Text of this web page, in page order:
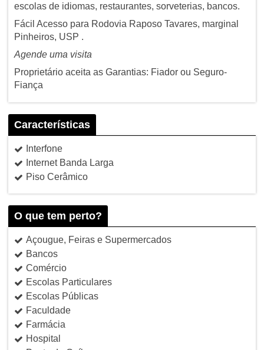
escolas de idiomas, restaurantes, sorveterias, bancos.
Fácil Acesso para Rodovia Raposo Tavares, marginal
Pinheiros, USP .
Agende uma visita
Proprietário aceita as Garantias: Fiador ou Seguro-
Fiança
Características
Interfone
Internet Banda Larga
Piso Cerâmico
O que tem perto?
Açougue, Feiras e Supermercados
Bancos
Comércio
Escolas Particulares
Escolas Públicas
Faculdade
Farmácia
Hospital